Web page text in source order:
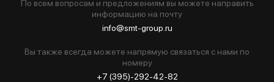
По всем вопросам и предложениям вы можете направить
информацию на почту
info@smt-group.ru
Вы также всегда можете напрямую связаться с нами по
номеру
+7 (395)-292-42-82